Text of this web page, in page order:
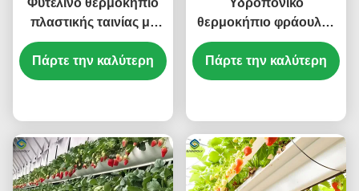
Φυτέλινο θερμοκήπιο
πλαστικής ταινίας με
υδροπονικό σύστημα
καλλιέργειας φράουλας
Πάρτε την καλύτερη
Υδροπονικό
θερμοκήπιο φράουλας
με εύκολη
συναρμολόγηση
συστημάτων φύτευσης
Πάρτε την καλύτερη